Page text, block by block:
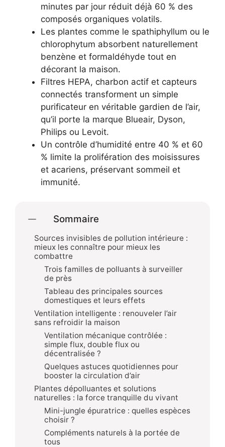
minutes par jour réduit déjà 60 % des
composés organiques volatils.
Les plantes comme le spathiphyllum ou le
chlorophytum absorbent naturellement
benzène et formaldéhyde tout en
décorant la maison.
Filtres HEPA, charbon actif et capteurs
connectés transforment un simple
purificateur en véritable gardien de l’air,
qu’il porte la marque Blueair, Dyson,
Philips ou Levoit.
Un contrôle d’humidité entre 40 % et 60
% limite la prolifération des moisissures
et acariens, préservant sommeil et
immunité.
Sommaire
Sources invisibles de pollution intérieure :
mieux les connaître pour mieux les
combattre
Trois familles de polluants à surveiller
de près
Tableau des principales sources
domestiques et leurs effets
Ventilation intelligente : renouveler l’air
sans refroidir la maison
Ventilation mécanique contrôlée :
simple flux, double flux ou
décentralisée ?
Quelques astuces quotidiennes pour
booster la circulation d’air
Plantes dépolluantes et solutions
naturelles : la force tranquille du vivant
Mini-jungle épuratrice : quelles espèces
choisir ?
Compléments naturels à la portée de
tous